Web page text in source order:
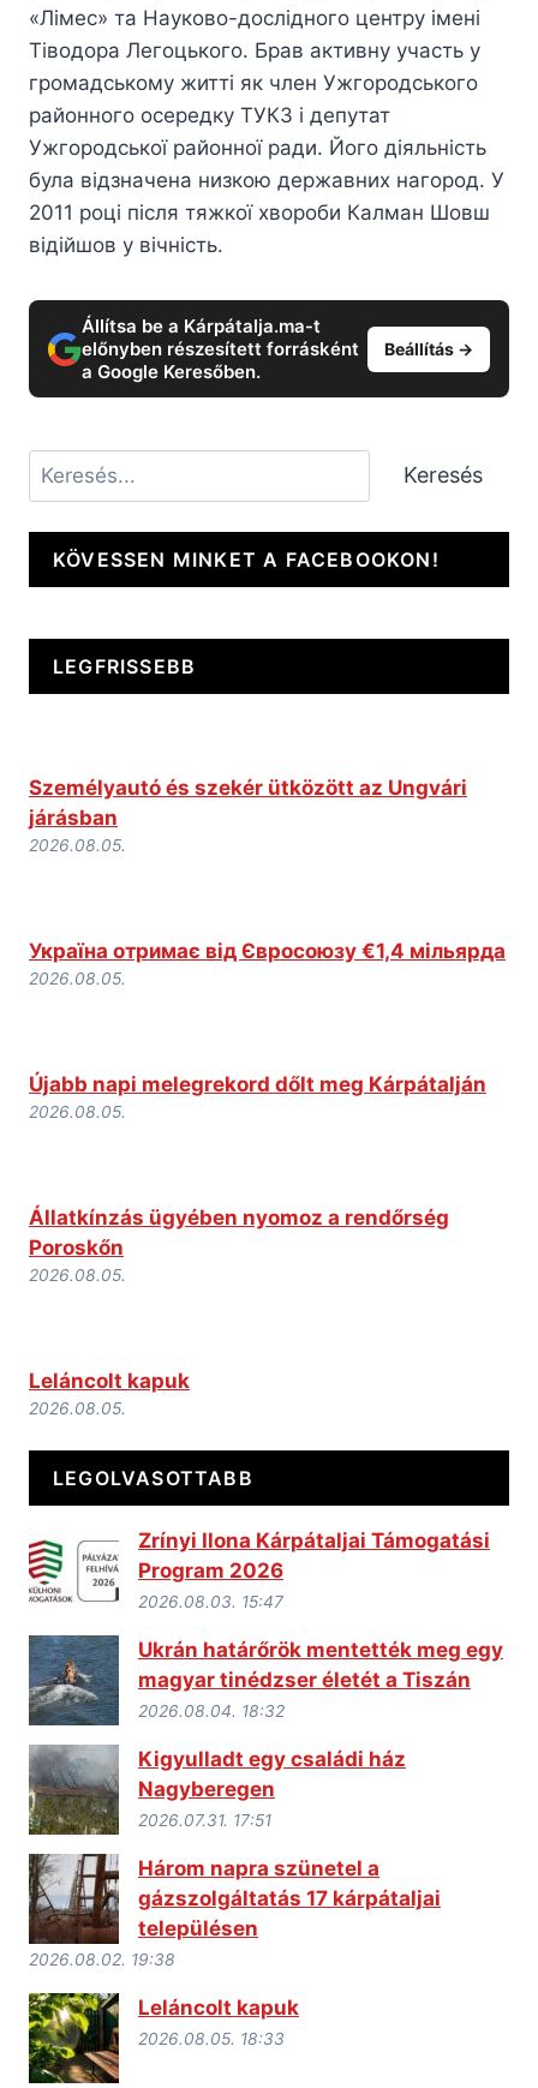
«Лімес» та Науково-дослідного центру імені
Тіводора Легоцького. Брав активну участь у
громадському житті як член Ужгородського
районного осередку ТУКЗ і депутат
Ужгородської районної ради. Його діяльність
була відзначена низкою державних нагород. У
2011 році після тяжкої хвороби Калман Шовш
відійшов у вічність.
Állítsa be a Kárpátalja.ma-t
előnyben részesített forrásként
a Google Keresőben.
Beállítás →
Keresés Keresés
KÖVESSEN MINKET A FACEBOOKON!
LEGFRISSEBB
Személyautó és szekér ütközött az Ungvári
járásban
2026.08.05.
Україна отримає від Євросоюзу €1,4 мільярда
2026.08.05.
Újabb napi melegrekord dőlt meg Kárpátalján
2026.08.05.
Állatkínzás ügyében nyomoz a rendőrség
Poroskőn
2026.08.05.
Leláncolt kapuk
2026.08.05.
LEGOLVASOTTABB
Zrínyi Ilona Kárpátaljai Támogatási
Program 2026
2026.08.03. 15:47
Ukrán határőrök mentették meg egy
magyar tinédzser életét a Tiszán
2026.08.04. 18:32
Kigyulladt egy családi ház
Nagyberegen
2026.07.31. 17:51
Három napra szünetel a
gázszolgáltatás 17 kárpátaljai
településen
2026.08.02. 19:38
Leláncolt kapuk
2026.08.05. 18:33